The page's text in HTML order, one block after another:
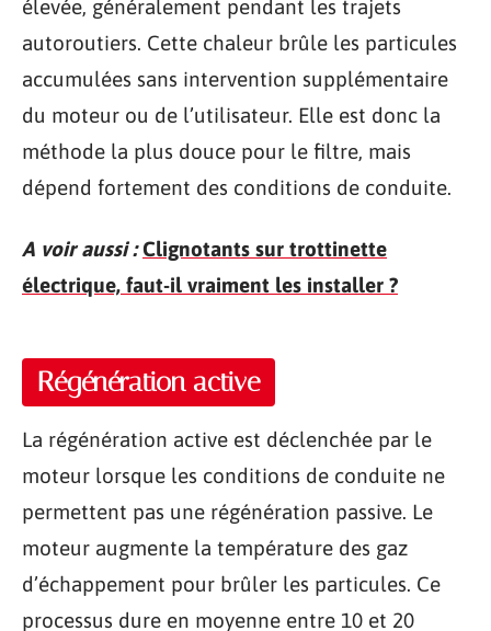
élevée, généralement pendant les trajets
autoroutiers. Cette chaleur brûle les particules
accumulées sans intervention supplémentaire
du moteur ou de l’utilisateur. Elle est donc la
méthode la plus douce pour le filtre, mais
dépend fortement des conditions de conduite.
A voir aussi : Clignotants sur trottinette
électrique, faut-il vraiment les installer ?
Régénération active
La régénération active est déclenchée par le
moteur lorsque les conditions de conduite ne
permettent pas une régénération passive. Le
moteur augmente la température des gaz
d’échappement pour brûler les particules. Ce
processus dure en moyenne entre 10 et 20